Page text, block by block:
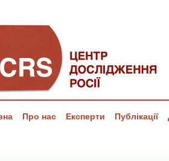
Про нас Експерти Публікації